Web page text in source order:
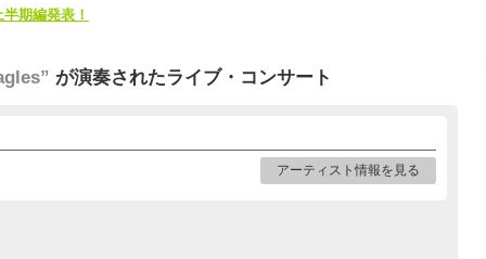
期編発表！
が演奏されたライブ・コンサート
アーティスト情報を見る